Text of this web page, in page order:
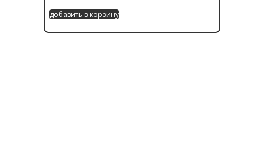
добавить в корзину